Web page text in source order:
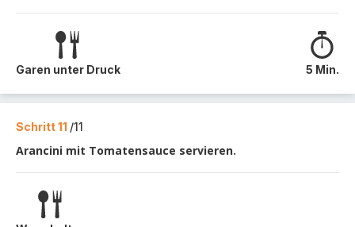
Garen unter Druck 5 Min.
Schritt 11 /11
Arancini mit Tomatensauce servieren.